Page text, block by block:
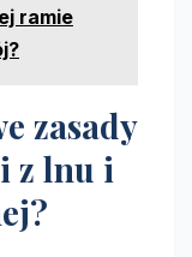
ramie
zasady
z lnu i